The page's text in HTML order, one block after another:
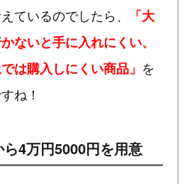
ているのでしたら、
「大
ないと手に入れにくい、
は購入しにくい商品」 を
ね！
4万円5000円を用意